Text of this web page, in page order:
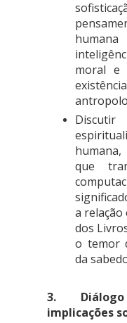
moral e
que
a relação
dos
o temor
da
3.
implicações